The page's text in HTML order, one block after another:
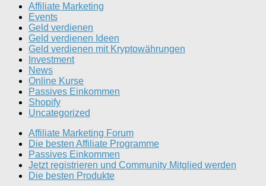
Affiliate Marketing
Events
Geld verdienen
Geld verdienen Ideen
Geld verdienen mit Kryptowährungen
Investment
News
Online Kurse
Passives Einkommen
Shopify
Uncategorized
Affiliate Marketing Forum
Die besten Affiliate Programme
Passives Einkommen
Jetzt registrieren und Community Mitglied werden
Die besten Produkte